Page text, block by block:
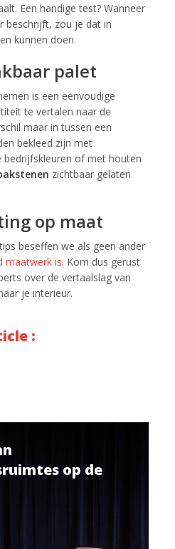
Een handige test? Wanneer
beschrijft, zou je dat in
kunnen doen.
palet
is een eenvoudige
te vertalen naar de
maar in tussen een
bekleed zijn met
bedrijfskleuren of met houten
zichtbaar gelaten
op maat
beseffen we als geen ander
maatwerk is. Kom dus gerust
over de vertaalslag van
je interieur.
:
op de